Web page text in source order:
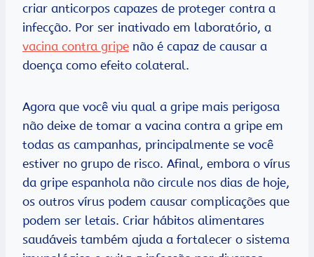
criar anticorpos capazes de proteger contra a
infecção. Por ser inativado em laboratório, a
vacina contra gripe não é capaz de causar a
doença como efeito colateral.
Agora que você viu qual a gripe mais perigosa
não deixe de tomar a vacina contra a gripe em
todas as campanhas, principalmente se você
estiver no grupo de risco. Afinal, embora o vírus
da gripe espanhola não circule nos dias de hoje,
os outros vírus podem causar complicações que
podem ser letais. Criar hábitos alimentares
saudáveis também ajuda a fortalecer o sistema